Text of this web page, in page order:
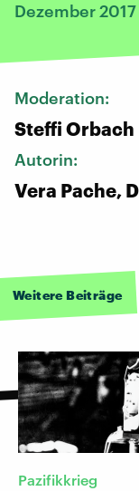
Dezember 2017
Moderation:
Steffi Orbach
Autorin:
Vera Pache,
Weitere Beiträge
Pazifikkrieg